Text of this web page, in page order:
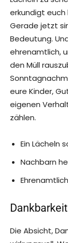
erkundigt euch
Gerade jetzt
Bedeutung.
ehrenamtlich,
den Müll
eure Kinder,
eigenen
zählen.
Ein Lächeln
Nachbarn
Die Absicht,